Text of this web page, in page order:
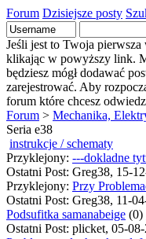
Forum Dzisiejsze posty
Jeśli jest to Twoja
klikając w powyższy link.
będziesz mógł dodawać
zarejestrować. Aby
forum które chcesz
Forum > Mechanika,
Seria e38
instrukcje / schematy
Przyklejony: ---dokladne
Ostatni Post: Greg38, 15-
Przyklejony: Przy
Ostatni Post: Greg38, 11-
Podsufitka samanabeige (0)
Ostatni Post: plicket, 05-